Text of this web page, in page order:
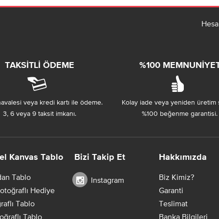
TAKSITLI ÖDEME
veya kredi kartı ile ödeme.
3, 6 veya 9 taksit imkanı.
%100
Kolay iade veya yeniden üretim
%100 beğenme garantisi.
Kanvas Tablo
Tablo
Hediye
Tablo
Tablo
Bizi Takip Et
Instagram
Hakkımızda
Biz Kimiz?
Garanti
Teslimat
Banka Bilgileri